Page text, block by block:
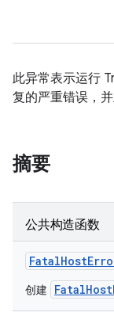
此异常表示运行
复的严重错误，
摘要
公共构造函数
FatalHost
创建